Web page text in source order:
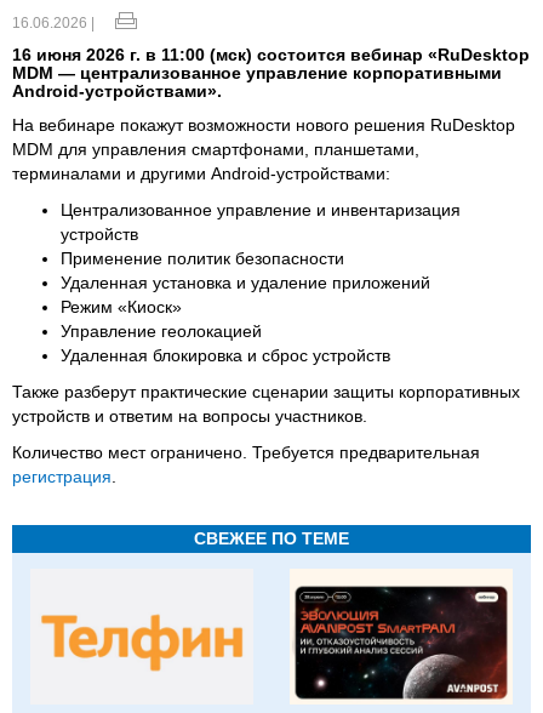
16.06.2026 |
16 июня 2026 г. в 11:00 (мск) состоится вебинар «RuDesktop
MDM — централизованное управление корпоративными
Android-устройствами».
На вебинаре покажут возможности нового решения RuDesktop
MDM для управления смартфонами, планшетами,
терминалами и другими Android-устройствами:
Централизованное управление и инвентаризация
устройств
Применение политик безопасности
Удаленная установка и удаление приложений
Режим «Киоск»
Управление геолокацией
Удаленная блокировка и сброс устройств
Также разберут практические сценарии защиты корпоративных
устройств и ответим на вопросы участников.
Количество мест ограничено. Требуется предварительная
регистрация
СВЕЖЕЕ ПО ТЕМЕ